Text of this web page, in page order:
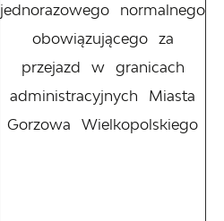
jednorazowego normalnego
obowiązującego za
przejazd w granicach
administracyjnych Miasta
Gorzowa Wielkopolskiego